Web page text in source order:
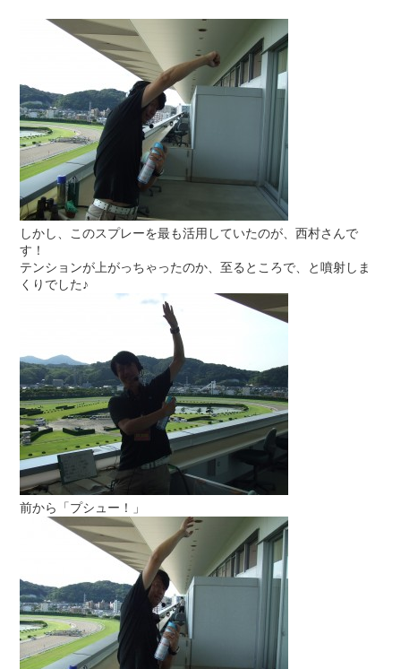
しかし、このスプレーを最も活用していたのが、西村さんで
す！
テンションが上がっちゃったのか、至るところで、と噴射しま
くりでした♪
前から「プシュー！」